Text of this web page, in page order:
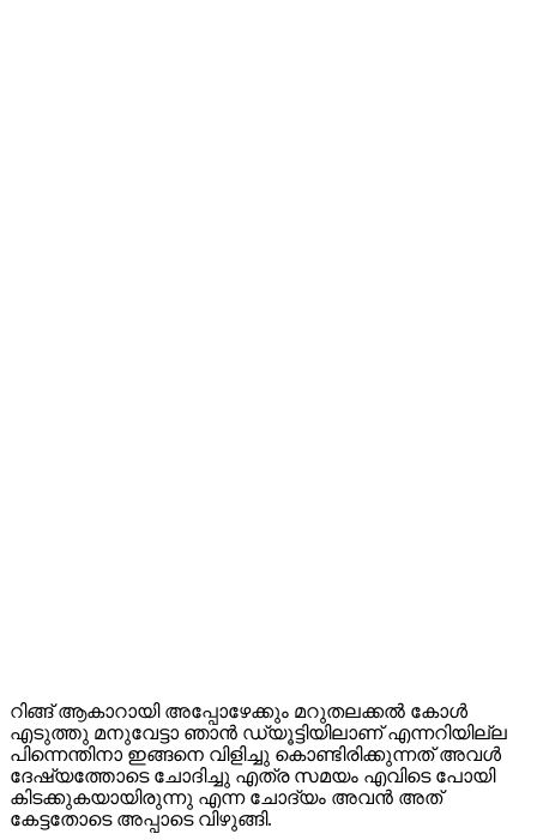
റിങ്ങ് ആകാറായി അപ്പോഴേക്കും മറുതലക്കൽ കോൾ
എടുത്തു മനുവേട്ടാ ഞാൻ ഡ്യൂട്ടിയിലാണ് എന്നറിയില്ല
പിന്നെന്തിനാ ഇങ്ങനെ വിളിച്ചു കൊണ്ടിരിക്കുന്നത് അവൾ
ദേഷ്യത്തോടെ ചോദിച്ചു എത്ര സമയം എവിടെ പോയി
കിടക്കുകയായിരുന്നു എന്ന ചോദ്യം അവൻ അത്
കേട്ടതോടെ അപ്പാടെ വിഴുങ്ങി.